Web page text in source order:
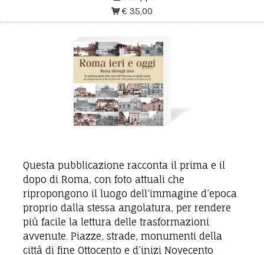
€ 35,00
Questa pubblicazione racconta il prima e il
dopo di Roma, con foto attuali che
ripropongono il luogo dell’immagine d’epoca
proprio dalla stessa angolatura, per rendere
più facile la lettura delle trasformazioni
avvenute. Piazze, strade, monumenti della
città di fine Ottocento e d’inizi Novecento